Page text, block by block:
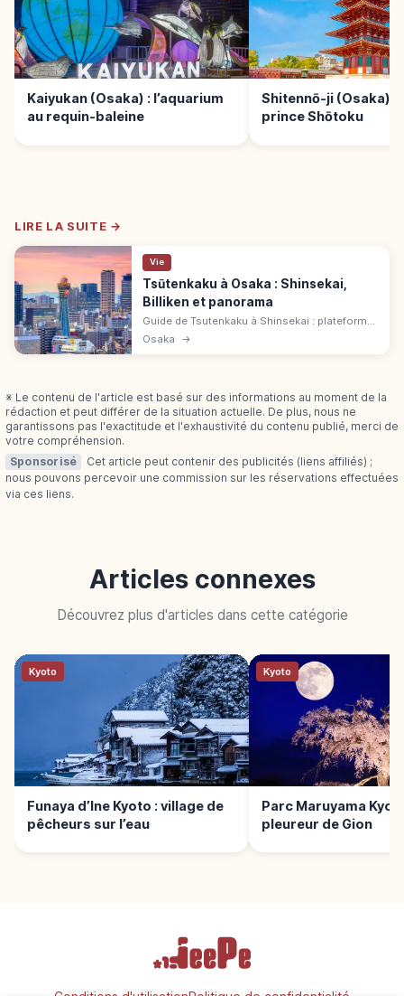
Kaiyukan (Osaka) : l’aquarium
au requin-baleine
Shitennō-ji (Osaka) :
prince Shōtoku
LIRE LA SUITE →
Vie
Tsūtenkaku à Osaka : Shinsekai,
Billiken et panorama
Guide de Tsutenkaku à Shinsekai : plateforme,
statue Billiken, Tower Slider de 60 m et accès
Osaka →
※ Le contenu de l'article est basé sur des informations au moment de la
rédaction et peut différer de la situation actuelle. De plus, nous ne
garantissons pas l'exactitude et l'exhaustivité du contenu publié, merci de
votre compréhension.
Sponsorisé
Cet article peut contenir des publicités (liens affiliés) ;
nous pouvons percevoir une commission sur les réservations effectuées
via ces liens.
Articles connexes
Découvrez plus d'articles dans cette catégorie
Kyoto
Funaya d’Ine Kyoto : village de
pêcheurs sur l’eau
Kyoto
Parc Maruyama
pleureur de Gion